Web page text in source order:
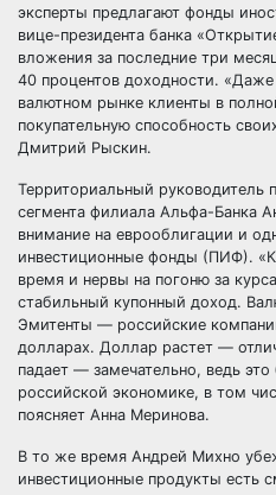
эксперты предлагают фонды
вице-президента банка
вложения за последние три
40 процентов доходности.
валютном рынке клиенты в
покупательную способность
Дмитрий Рыскин.
Территориальный руководитель
сегмента филиала Альфа-Банка
внимание на еврооблигации и
инвестиционные фонды (ПИФ).
время и нервы на погоню за
стабильный купонный доход.
Эмитенты — российские
долларах. Доллар растет —
падает — замечательно, ведь это
российской экономике, в том
поясняет Анна Меринова.
В то же время Андрей Михно
инвестиционные продукты есть